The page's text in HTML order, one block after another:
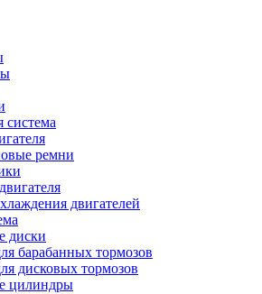
система
ремни
двигателей
диски
барабанных тормозов
дисковых тормозов
цилиндры